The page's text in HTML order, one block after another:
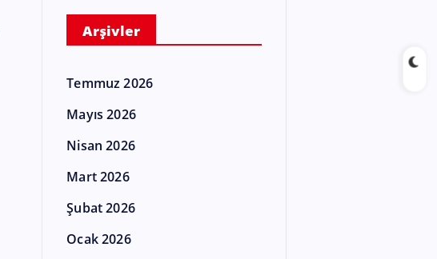
Arşivler
Temmuz 2026
Mayıs 2026
Nisan 2026
Mart 2026
Şubat 2026
Ocak 2026